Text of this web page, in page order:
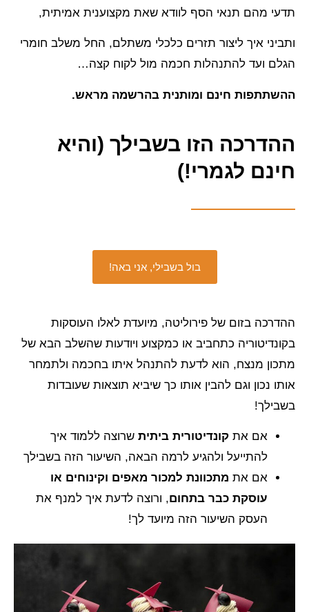
תדעי מהם תנאי הסף לוודא שאת מקצוענית אמיתית,
ותביני איך ליצור תזרים כלכלי משתלם, החל משלב חומרי
הגלם ועד להתנהלות חכמה מול לקוח קצה…
ההשתתפות חינם ומותנית בהרשמה מראש.
ההדרכה הזו בשבילך (והיא
חינם לגמרי!)
בול בשבילי, אני באה!
ההדרכה בזום של פירוליטה, מיועדת לאלו העוסקות
בקונדיטוריה כתחביב או כמקצוע ויודעות שהשלב הבא של
מתכון מנצח, הוא לדעת להתנהל איתו בחכמה ולתמחר
אותו נכון וגם להבין אותו כך שיביא תוצאות שעובדות
בשבילך!
אם את קונדיטורית ביתית שרוצה ללמוד איך
להתייעל ולהגיע לרמה הבאה, השיעור הזה בשבילך
אם את מתכוונת למכור מאפים וקינוחים או
עוסקת כבר בתחום, ורוצה לדעת איך למנף את
העסק השיעור הזה מיועד לך!